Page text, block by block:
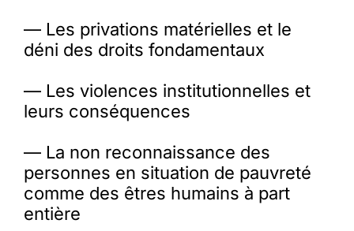
— Les privations matérielles et le
déni des droits fondamentaux
— Les violences institutionnelles et
leurs conséquences
— La non reconnaissance des
personnes en situation de pauvreté
comme des êtres humains à part
entière